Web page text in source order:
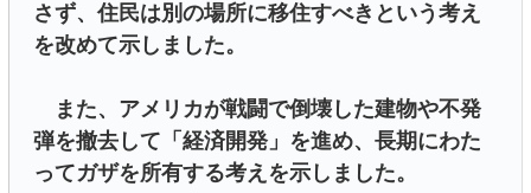
さず、住民は別の場所に移住すべきという考え
を改めて示しました。
また、アメリカが戦闘で倒壊した建物や不発
弾を撤去して「経済開発」を進め、長期にわた
ってガザを所有する考えを示しました。